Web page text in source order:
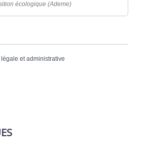
écologique (Ademe)
et administrative